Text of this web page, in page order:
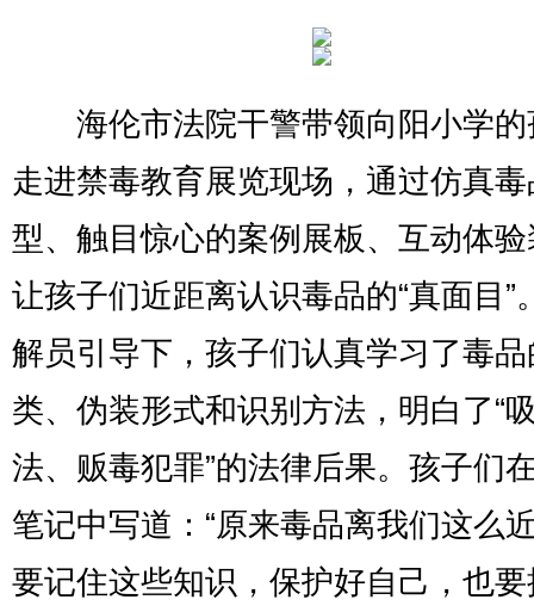
海伦市法院干警带领向阳小学的
走进禁毒教育展览现场，通过仿真
型、触目惊心的案例展板、互动体
让孩子们近距离认识毒品的“真面目”
解员引导下，孩子们认真学习了毒
类、伪装形式和识别方法，明白了“
法、贩毒犯罪”的法律后果。孩子们
笔记中写道：“原来毒品离我们这么
要记住这些知识，保护好自己，也